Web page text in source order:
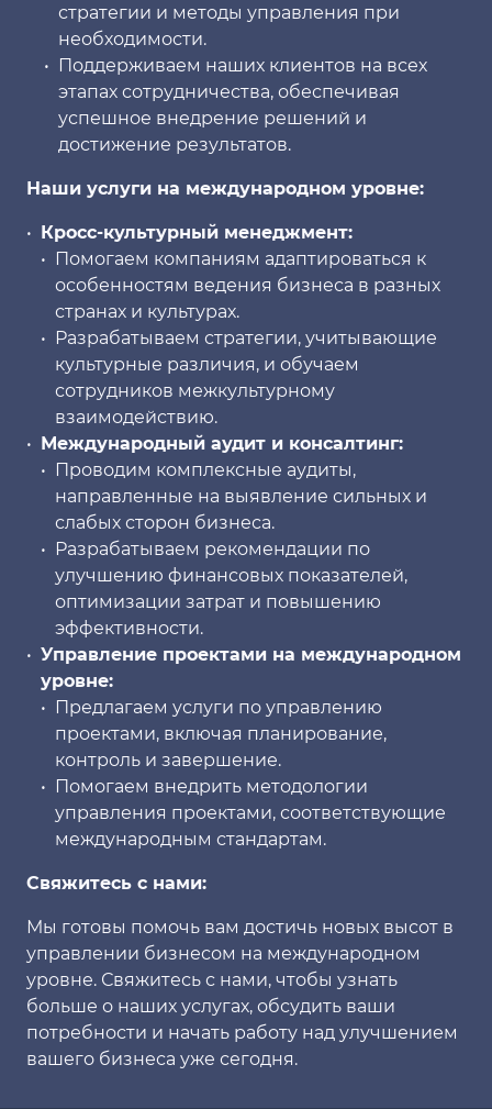
стратегии и методы управления при
необходимости.
Поддерживаем наших клиентов на всех
этапах сотрудничества, обеспечивая
успешное внедрение решений и
достижение результатов.
Наши услуги на международном уровне:
Кросс-культурный менеджмент:
Помогаем компаниям адаптироваться к
особенностям ведения бизнеса в разных
странах и культурах.
Разрабатываем стратегии, учитывающие
культурные различия, и обучаем
сотрудников межкультурному
взаимодействию.
Международный аудит и консалтинг:
Проводим комплексные аудиты,
направленные на выявление сильных и
слабых сторон бизнеса.
Разрабатываем рекомендации по
улучшению финансовых показателей,
оптимизации затрат и повышению
эффективности.
Управление проектами на международном
уровне:
Предлагаем услуги по управлению
проектами, включая планирование,
контроль и завершение.
Помогаем внедрить методологии
управления проектами, соответствующие
международным стандартам.
Свяжитесь с нами:
Мы готовы помочь вам достичь новых высот в
управлении бизнесом на международном
уровне. Свяжитесь с нами, чтобы узнать
больше о наших услугах, обсудить ваши
потребности и начать работу над улучшением
вашего бизнеса уже сегодня.